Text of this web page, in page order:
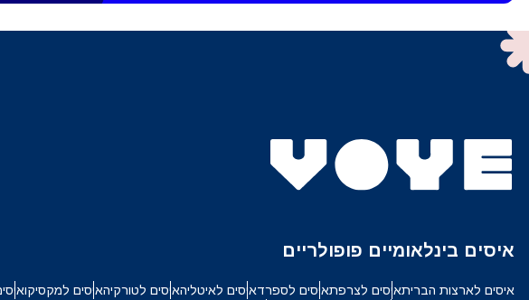
איסים בינלאומיים פופולריים
איסים לארצות הבריתאיסים לצרפתאיסים לספרדאיסים לאיטליהאיסים לטורקיהאיסים למקסיקו